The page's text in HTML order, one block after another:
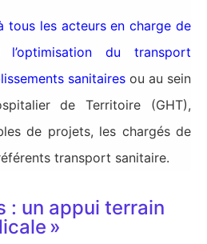
tous les acteurs en charge de
l’optimisation du transport
sanitaires ou au sein
de Territoire (GHT),
de projets, les chargés de
transport sanitaire.
: un appui terrain
»